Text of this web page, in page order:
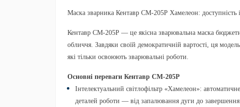
Маска зварника Кентавр СМ-205Р Хамелеон: доступність
Кентавр СМ-205Р — це якісна зварювальна маска
обличчя. Завдяки своїй демократичній вартості, ця
які тільки освоюють зварювальні роботи.
Основні переваги Кентавр СМ-205Р
Інтелектуальний світлофільтр «Хамелеон»:
деталей роботи — від запалювання дуги до